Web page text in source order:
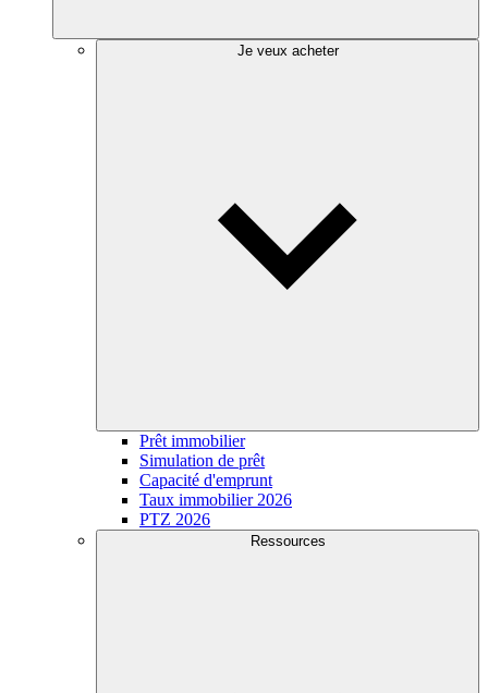
Je veux acheter
Prêt immobilier
Simulation de prêt
Capacité d'emprunt
Taux immobilier 2026
PTZ 2026
Ressources